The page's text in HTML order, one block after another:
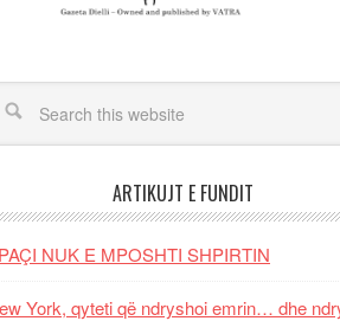
ARTIKUJT E FUNDIT
NUK E MPOSHTI SHPIRTIN
York, qyteti që ndryshoi emrin… dhe